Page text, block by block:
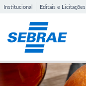
Institucional Editais e Licitações